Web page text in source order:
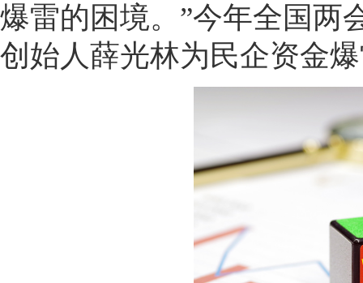
爆雷的困境。”今年全国两
创始人薛光林为民企资金